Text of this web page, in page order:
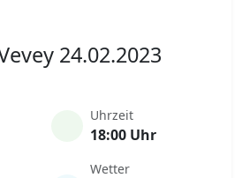
24.02.2023
Uhrzeit
18:00 Uhr
Wetter